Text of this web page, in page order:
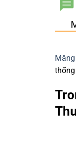
Đến 20 Năm Sử